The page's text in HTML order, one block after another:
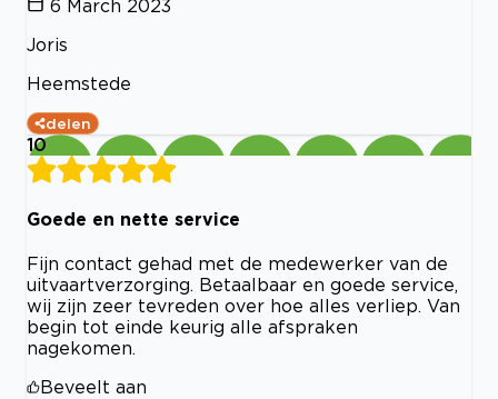
6 March 2023
Joris
Heemstede
delen
10
Goede en nette service
Fijn contact gehad met de medewerker van de
uitvaartverzorging. Betaalbaar en goede service,
wij zijn zeer tevreden over hoe alles verliep. Van
begin tot einde keurig alle afspraken
nagekomen.
Beveelt aan